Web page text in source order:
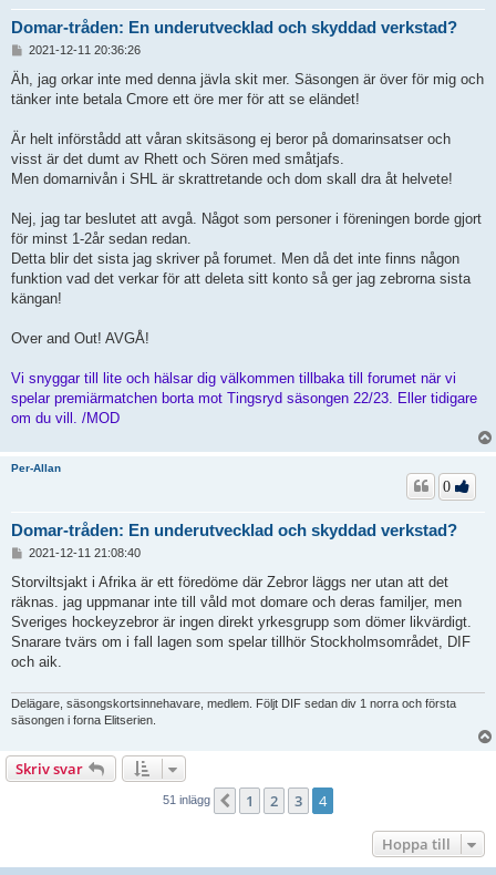
Domar-tråden: En underutvecklad och skyddad verkstad?
l
g
2021-12-11 20:36:26
Äh, jag orkar inte med denna jävla skit mer. Säsongen är över för mig och
tänker inte betala Cmore ett öre mer för att se eländet!
Är helt införstådd att våran skitsäsong ej beror på domarinsatser och
visst är det dumt av Rhett och Sören med småtjafs.
Men domarnivån i SHL är skrattretande och dom skall dra åt helvete!
Nej, jag tar beslutet att avgå. Något som personer i föreningen borde gjort
för minst 1-2år sedan redan.
Detta blir det sista jag skriver på forumet. Men då det inte finns någon
funktion vad det verkar för att deleta sitt konto så ger jag zebrorna sista
kängan!
Over and Out! AVGÅ!
Vi snyggar till lite och hälsar dig välkommen tillbaka till forumet när vi
spelar premiärmatchen borta mot Tingsryd säsongen 22/23. Eller tidigare
om du vill. /MOD
Per-Allan
Domar-tråden: En underutvecklad och skyddad verkstad?
0
l
ä
g
g
2021-12-11 21:08:40
Storviltsjakt i Afrika är ett föredöme där Zebror läggs ner utan att det
räknas. jag uppmanar inte till våld mot domare och deras familjer, men
Sveriges hockeyzebror är ingen direkt yrkesgrupp som dömer likvärdigt.
Snarare tvärs om i fall lagen som spelar tillhör Stockholmsområdet, DIF
och aik.
Delägare, säsongskortsinnehavare, medlem. Följt DIF sedan div 1 norra och första
säsongen i forna Elitserien.
Skriv svar
51 inlägg Föregående
1 2 3 4
Hoppa till